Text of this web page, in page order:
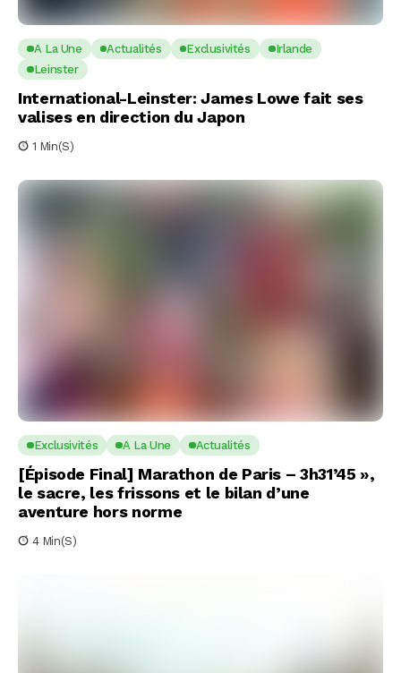
A La Une Actualités Exclusivités
Irlande
Leinster
International-Leinster: James Lowe fait ses
valises en direction du Japon
1 Min(s)
Exclusivités A La Une Actualités
[Épisode Final] Marathon de Paris – 3h31’45 »,
le sacre, les frissons et le bilan d’une
aventure hors norme
4 Min(s)